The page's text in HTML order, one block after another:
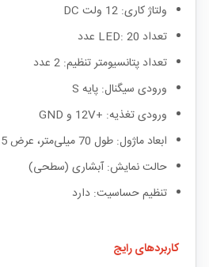
ولتاژ کاری: 12 ولت DC
تعداد LED: 20 عدد
تعداد پتانسیومتر تنظیم: 2 عدد
ورودی سیگنال: پایه S
ورودی تغذیه: +12V و GND
ابعاد ماژول: طول 70 میلی‌متر، عرض 15.5 میلی‌متر
حالت نمایش: آبشاری (سطحی)
تنظیم حساسیت: دارد
کاربردهای رایج